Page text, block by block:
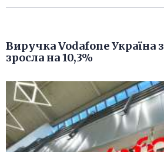
Виручка Vodafone Україна
зросла на 10,3%